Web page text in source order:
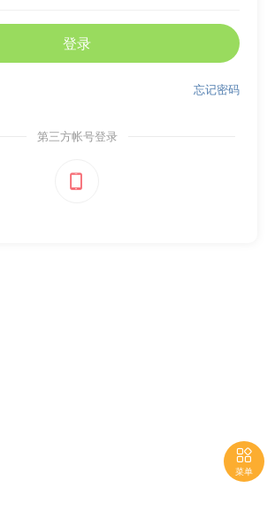
登录
忘记密码
第三方帐号登录


菜单